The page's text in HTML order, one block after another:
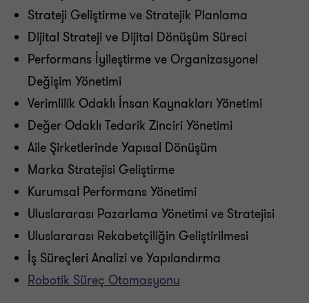
Strateji Geliştirme ve Stratejik Planlama
Dijital Strateji ve Dijital Dönüşüm Süreci
Performans İyileştirme ve Organizasyonel
Değişim Yönetimi
Verimlilik Odaklı İnsan Kaynakları Yönetimi
Değer Odaklı Tedarik Zinciri Yönetimi
Aile Şirketlerinde Yapısal Dönüşüm
Marka Stratejisi Geliştirme
Kurumsal Performans Yönetimi
Uluslararası Pazarlama Yönetimi ve Stratejisi
Uluslararası Rekabetçiliğin Geliştirilmesi
İş Süreçleri Analizi ve Yapılandırma
Robotik Süreç Otomasyonu